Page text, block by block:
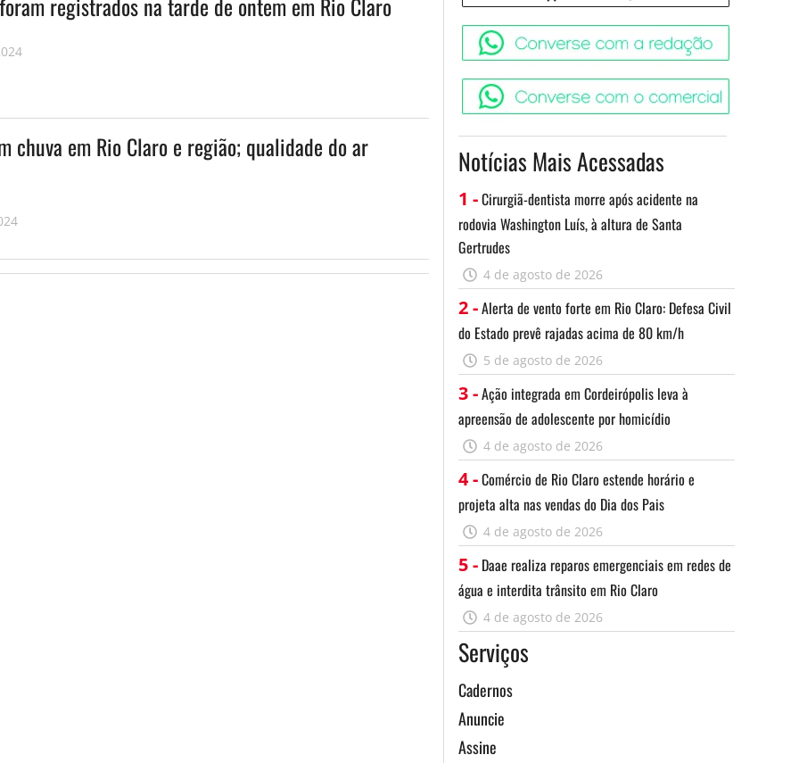
chuva em Rio Claro e região; qualidade do ar
Notícias Mais Acessadas
1 -Cirurgiã-dentista morre após acidente na
rodovia Washington Luís, à altura de Santa
Gertrudes
4 de agosto de 2026
2 -Alerta de vento forte em Rio Claro: Defesa Civil
do Estado prevê rajadas acima de 80 km/h
5 de agosto de 2026
3 -Ação integrada em Cordeirópolis leva à
apreensão de adolescente por homicídio
4 de agosto de 2026
4 -Comércio de Rio Claro estende horário e
projeta alta nas vendas do Dia dos Pais
4 de agosto de 2026
5 - Daae realiza reparos emergenciais em redes de
água e interdita trânsito em Rio Claro
4 de agosto de 2026
Serviços
Cadernos
Anuncie
Assine